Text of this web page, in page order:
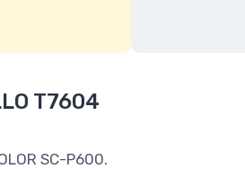
T7604
SC-P600.